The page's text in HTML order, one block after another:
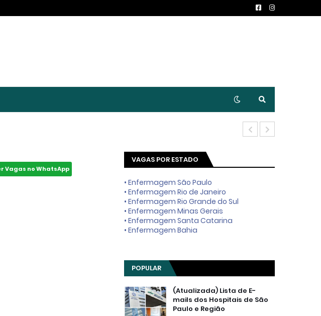
Vagas no WhatsApp
VAGAS POR ESTADO
• Enfermagem São Paulo
• Enfermagem Rio de Janeiro
• Enfermagem Rio Grande do Sul
• Enfermagem Minas Gerais
• Enfermagem Santa Catarina
• Enfermagem Bahia
POPULAR
(Atualizada) Lista de E-
mails dos Hospitais de São
Paulo e Região